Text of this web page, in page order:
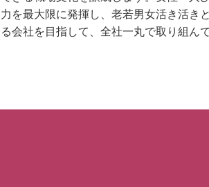
力を最大限に発揮し、老若男女活き活き
る会社を目指して、全社一丸で取り組ん